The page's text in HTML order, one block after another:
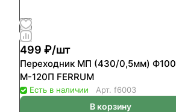
499 ₽/шт
Переходник МП (430/0,5мм) Ф100
М-120П FERRUM
Есть в наличии Арт. f6003
В корзину